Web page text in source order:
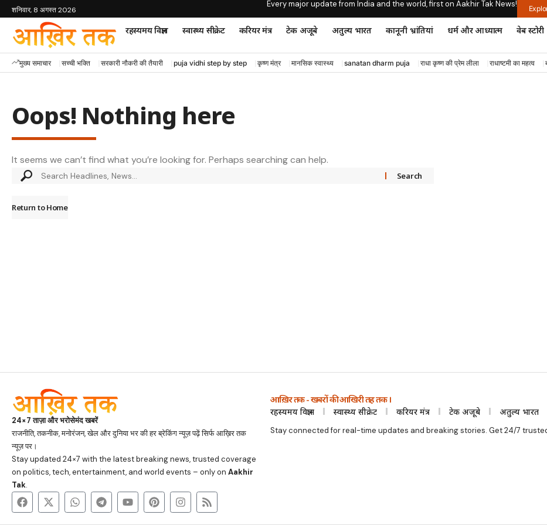
शनिवार, 8 अगस्त 2026
Every major update from India and the world, first on Aakhir Tak News!
रहस्यमय विज्ञान स्वास्थ्य सीक्रेट करियर मंत्र टेक अजूबे अतुल्य भारत कानूनी भ्रांतियां धर्म और आध्यात्म वेब स्टोरी
मुख्य समाचार सच्ची भक्ति सरकारी नौकरी की तैयारी puja vidhi step by step कृष्ण मंत्र मानसिक स्वास्थ्य sanatan dharm puja राधा कृष्ण की प्रेम लीला राधाष्टमी का महत्व
Oops! Nothing here
It seems we can’t find what you’re looking for. Perhaps searching can help.
Return to Home
24×7 ताज़ा और भरोसेमंद खबरें
राजनीति, तकनीक, मनोरंजन, खेल और दुनिया भर की हर ब्रेकिंग न्यूज़ पढ़ें सिर्फ आख़िर तक
न्यूज़ पर।
Stay updated 24×7 with the latest breaking news, trusted coverage
on politics, tech, entertainment, and world events – only on Aakhir
Tak.
आख़िर तक - खबरों की आखिरी तह तक ।
रहस्यमय विज्ञान स्वास्थ्य सीक्रेट करियर मंत्र टेक अजूबे अतुल्य भारत
Stay connected for real-time updates and breaking stories. Get 24/7